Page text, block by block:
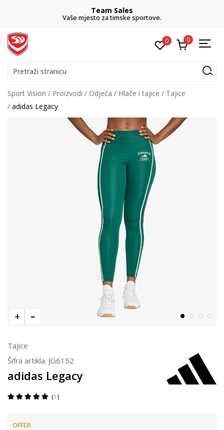
Team Sales
Vaše mjesto za timske sportove.
0 0
Pretraži stranicu
Sport Vision Proizvodi Odjeća Hlače i tajice
Tajice
adidas Legacy
Tajice
Šifra artikla: JG6152
adidas Legacy
1
OFFER